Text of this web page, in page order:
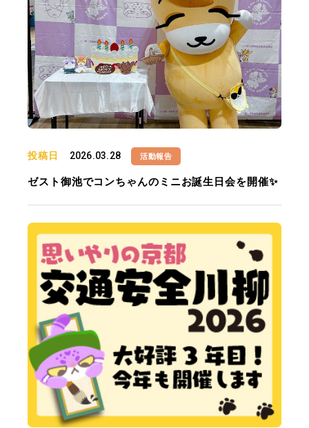
投稿日 2026.03.28 活動報告
ゼスト御池でコンちゃんのミニお誕生日会を開催✨